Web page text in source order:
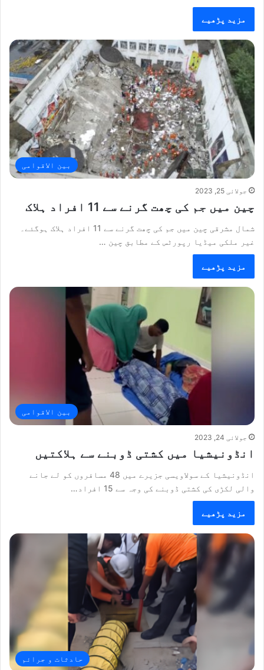
مزید پڑھیے
بین الاقوامی
جولائی 25, 2023
چین میں جم کی چھت گرنے سے 11 افراد ہلاک
شمال مشرقی چین میں جم کی چھت گرنے سے 11 افراد ہلاک ہوگئے۔
غیر ملکی میڈیا رپورٹس کے مطابق چین …
مزید پڑھیے
بین الاقوامی
جولائی 24, 2023
انڈونیشیا میں کشتی ڈوبنے سے ہلاکتیں
انڈونیشیا کے سولاویسی جزیرے میں 48 مسافروں کو لے جانے
والی لکڑی کی کشتی ڈوبنے کی وجہ سے 15 افراد…
مزید پڑھیے
حادثات و جرائم